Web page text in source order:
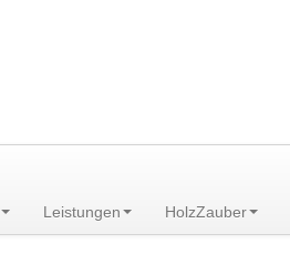
Leistungen HolzZauber